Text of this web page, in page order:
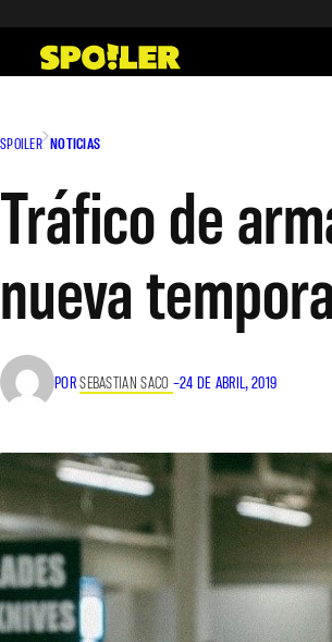
contenido
SPOILER NOTICIAS
Tráfico de
nueva
PORSEBASTIAN SACO –24 DE ABRIL, 2019